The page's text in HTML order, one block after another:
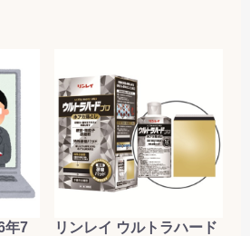
年7
リンレイ ウルトラハード